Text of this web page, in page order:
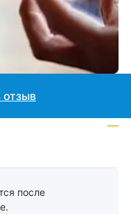
после
отзыв
—